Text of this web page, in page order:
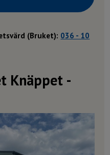
(Bruket): 036 - 10
Knäppet -